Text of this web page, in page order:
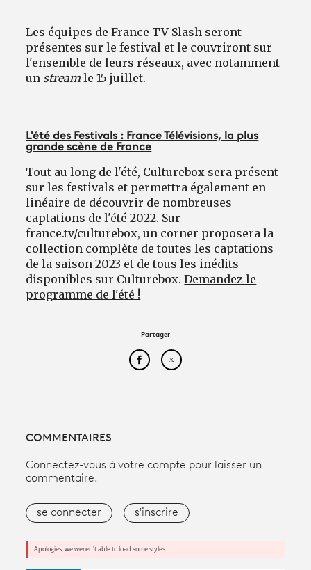
Les équipes de France TV Slash seront
présentes sur le festival et le couvriront sur
l'ensemble de leurs réseaux, avec notamment
un stream le 15 juillet.
L'été des Festivals : France Télévisions, la plus
grande scène de France
Tout au long de l'été, Culturebox sera présent
sur les festivals et permettra également en
linéaire de découvrir de nombreuses
captations de l'été 2022. Sur
france.tv/culturebox, un corner proposera la
collection complète de toutes les captations
de la saison 2023 et de tous les inédits
disponibles sur Culturebox.Demandez le
programme de l'été !
Partager
Partager cet article sur
Partager cet article sur
COMMENTAIRES
Connectez-vous à votre compte pour laisser un
commentaire.
se connecter s'inscrire